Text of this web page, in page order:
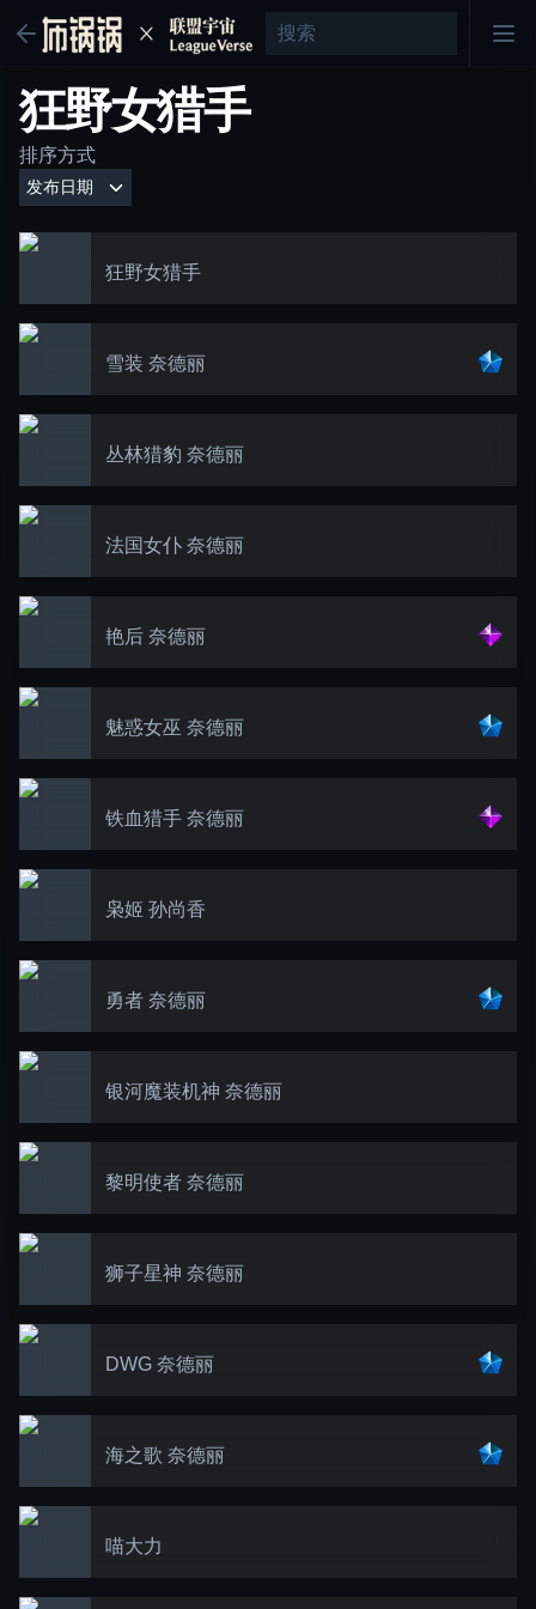
狂野女猎手
排序方式
狂野女猎手
雪装 奈德丽
丛林猎豹 奈德丽
法国女仆 奈德丽
艳后 奈德丽
魅惑女巫 奈德丽
铁血猎手 奈德丽
枭姬 孙尚香
勇者 奈德丽
银河魔装机神 奈德丽
黎明使者 奈德丽
狮子星神 奈德丽
DWG 奈德丽
海之歌 奈德丽
喵大力